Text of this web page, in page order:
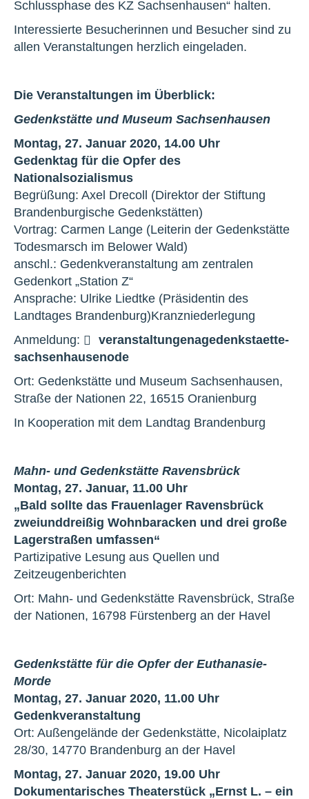
Schlussphase des KZ Sachsenhausen“ halten.
Interessierte Besucherinnen und Besucher sind zu
allen Veranstaltungen herzlich eingeladen.
Die Veranstaltungen im Überblick:
Gedenkstätte und Museum Sachsenhausen
Montag, 27. Januar 2020, 14.00 Uhr
Gedenktag für die Opfer des
Nationalsozialismus
Begrüßung: Axel Drecoll (Direktor der Stiftung
Brandenburgische Gedenkstätten)
Vortrag: Carmen Lange (Leiterin der Gedenkstätte
Todesmarsch im Belower Wald)
anschl.: Gedenkveranstaltung am zentralen
Gedenkort „Station Z“
Ansprache: Ulrike Liedtke (Präsidentin des
Landtages Brandenburg)Kranzniederlegung
Anmeldung:
veranstaltungenagedenkstaette-
sachsenhausenode
Ort: Gedenkstätte und Museum Sachsenhausen,
Straße der Nationen 22, 16515 Oranienburg
In Kooperation mit dem Landtag Brandenburg
Mahn- und Gedenkstätte Ravensbrück
Montag, 27. Januar, 11.00 Uhr
„Bald sollte das Frauenlager Ravensbrück
zweiunddreißig Wohnbaracken und drei große
Lagerstraßen umfassen“
Partizipative Lesung aus Quellen und
Zeitzeugenberichten
Ort: Mahn- und Gedenkstätte Ravensbrück, Straße
der Nationen, 16798 Fürstenberg an der Havel
Gedenkstätte für die Opfer der Euthanasie-
Morde
Montag, 27. Januar 2020, 11.00 Uhr
Gedenkveranstaltung
Ort: Außengelände der Gedenkstätte, Nicolaiplatz
28/30, 14770 Brandenburg an der Havel
Montag, 27. Januar 2020, 19.00 Uhr
Dokumentarisches Theaterstück „Ernst L. – ein